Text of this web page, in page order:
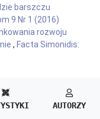
barszczu
9 Nr 1 (2016)
rozwoju
, Facta Simonidis:
AUTORZY